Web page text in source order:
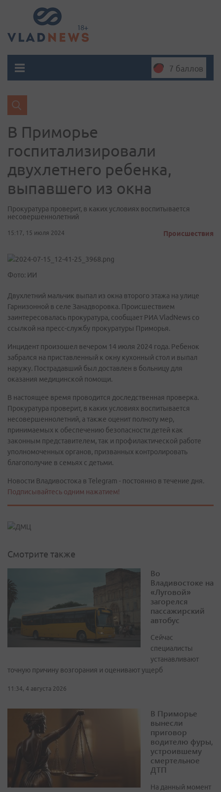
7 баллов
В Приморье
госпитализировали
двухлетнего ребенка,
выпавшего из окна
Прокуратура проверит, в каких условиях воспитывается
несовершеннолетний
15:17, 15 июля 2024 Происшествия
Фото: ИИ
Двухлетний мальчик выпал из окна второго этажа на улице
Гарнизонной в селе Занадворовка. Происшествием
заинтересовалась прокуратура, сообщает РИА VladNews со
ссылкой на пресс-службу прокуратуры Приморья.
Инцидент произошел вечером 14 июля 2024 года. Ребенок
забрался на приставленный к окну кухонный стол и выпал
наружу. Пострадавший был доставлен в больницу для
оказания медицинской помощи.
В настоящее время проводится доследственная проверка.
Прокуратура проверит, в каких условиях воспитывается
несовершеннолетний, а также оценит полноту мер,
принимаемых к обеспечению безопасности детей как
законным представителем, так и профилактической работе
уполномоченных органов, призванных контролировать
благополучие в семьях с детьми.
Новости Владивостока в Telegram - постоянно в течение дня.
Подписывайтесь одним нажатием!
Смотрите также
Во
Владивостоке на
«Луговой»
загорелся
пассажирский
автобус
Сейчас
специалисты
устанавливают
точную причину возгорания и оценивают ущерб
11:34, 4 августа 2026
В Приморье
вынесли
приговор
водителю фуры,
устроившему
смертельное
ДТП
На данный момент